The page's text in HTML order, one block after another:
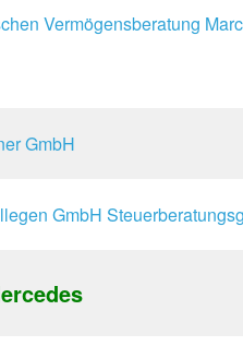
Vermögensberatung
GmbH
GmbH